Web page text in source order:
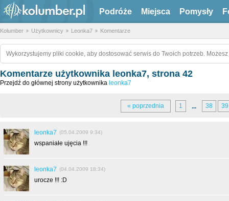
Podróże Miejsca Pomysły
Kolumber Użytkownicy Leonka7 Komentarze
Wykorzystujemy pliki cookie, aby dostosować serwis do Twoich potrzeb.
Komentarze użytkownika leonka7, strona 42
Przejdź do głównej strony użytkownika leonka7
« poprzednia 1 ... 38 39
leonka7 (05.04.2009 9:34)
wspaniałe ujęcia !!!
leonka7 (04.04.2009 18:34)
urocze !!! :D